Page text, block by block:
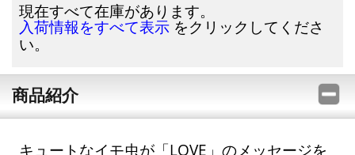
現在すべて在庫があります。
入荷情報をすべて表示 をクリックしてくださ
い。
商品紹介
キュートなイモ虫が「LOVE」のメッセージを